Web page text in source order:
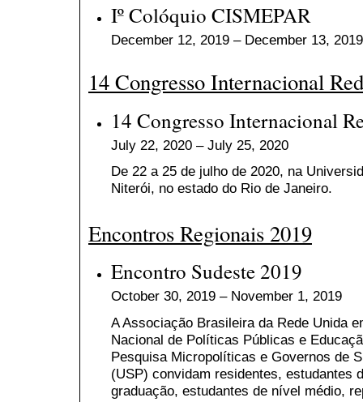
Iº Colóquio CISMEPAR
December 12, 2019 – December 13, 2019
14 Congresso Internacional
14 Congresso Internacional
July 22, 2020 – July 25, 2020
De 22 a 25 de julho de 2020, na
Niterói, no estado do Rio de Janeiro.
Encontros Regionais 2019
Encontro Sudeste 2019
October 30, 2019 – November 1, 2019
A Associação Brasileira da Rede Unida
Nacional de Políticas Públicas e
Pesquisa Micropolíticas e Governos de
(USP) convidam residentes, estudantes
graduação, estudantes de nível médio,